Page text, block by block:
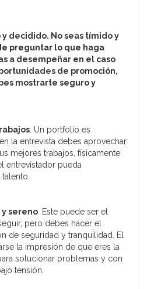
decidido. No seas tímido y
preguntar lo que haga
a desempeñar en el caso
de promoción,
mostrarte seguro y
. Un portfolio es
la entrevista debes aprovechar
mejores trabajos, físicamente
entrevistador pueda
sereno. Este puede ser el
pero debes hacer el
de seguridad y tranquilidad. El
la impresión de que eres la
solucionar problemas y con
tensión.